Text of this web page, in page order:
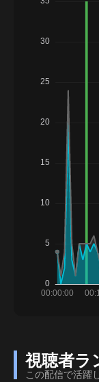
視聴者ラ
この配信で活躍